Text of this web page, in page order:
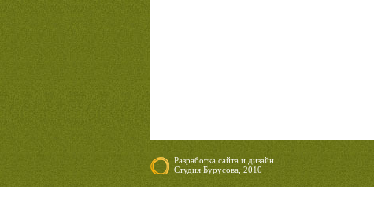
Разработка сайта и дизайн
Студия Бурусова , 2010